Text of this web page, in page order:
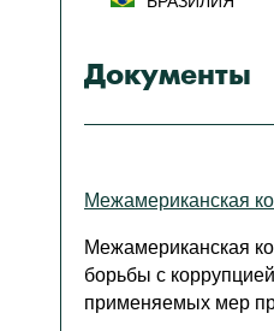
Документы
Межамериканская
Межамериканская
борьбы с
применяемых мер